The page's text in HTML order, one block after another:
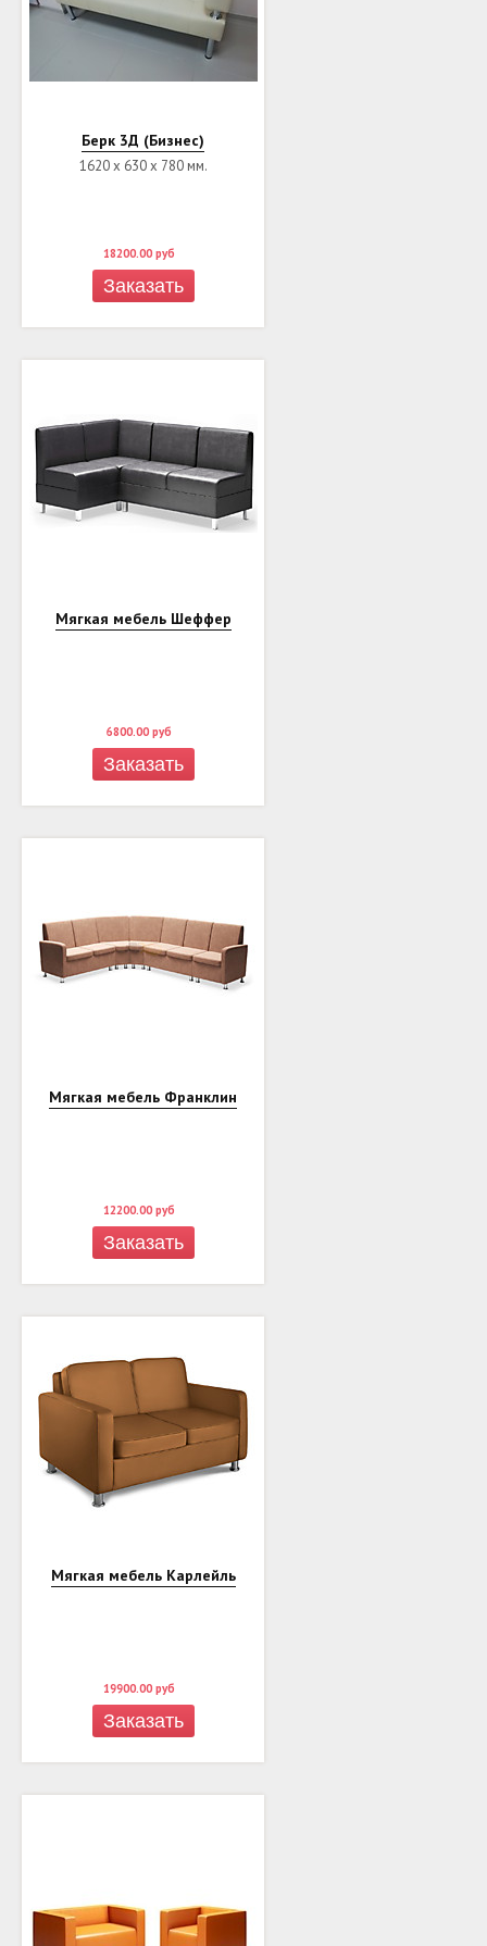
Берк 3Д (Бизнес)
1620 х 630 х 780 мм.
18200.00 руб
Заказать
Мягкая мебель Шеффер
6800.00 руб
Заказать
Мягкая мебель Франклин
12200.00 руб
Заказать
Мягкая мебель Карлейль
19900.00 руб
Заказать